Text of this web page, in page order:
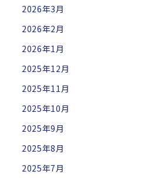
2026年3月
2026年2月
2026年1月
2025年12月
2025年11月
2025年10月
2025年9月
2025年8月
2025年7月